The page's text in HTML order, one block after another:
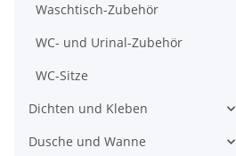
Waschtisch-Zubehör
WC- und Urinal-Zubehör
WC-Sitze
Dichten und Kleben
Dusche und Wanne